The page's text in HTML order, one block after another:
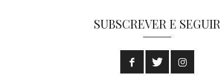
SUBSCREVER E SEGUIR